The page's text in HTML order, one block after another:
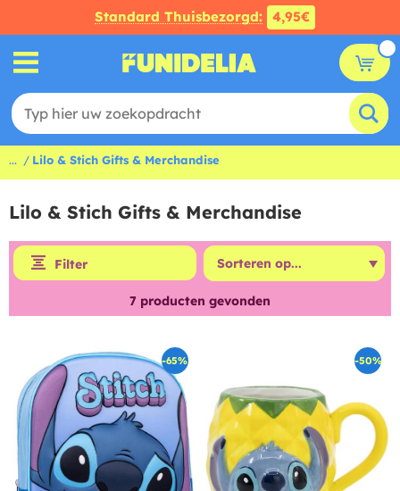
Standard Thuisbezorgd: 4,95€
... Lilo & Stich Gifts & Merchandise
Lilo & Stich Gifts & Merchandise
Filter
7 producten gevonden
-65% -50%